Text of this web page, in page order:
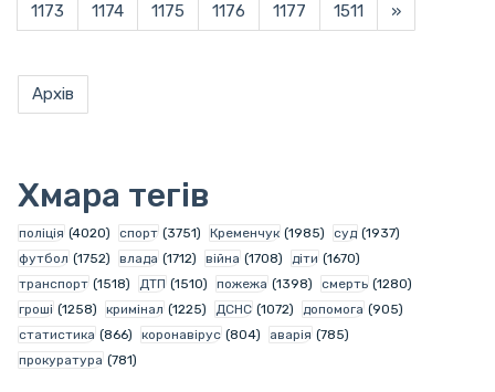
1173
1174 1175 1176 1177 1511 »
Архів
Хмара тегів
поліція (4020) спорт (3751) Кременчук (1985) суд (1937)
футбол (1752) влада (1712) війна (1708) діти (1670)
транспорт (1518) ДТП (1510) пожежа (1398) смерть (1280)
гроші (1258) кримінал (1225) ДСНС (1072) допомога (905)
статистика (866) коронавірус (804) аварія (785)
прокуратура (781)